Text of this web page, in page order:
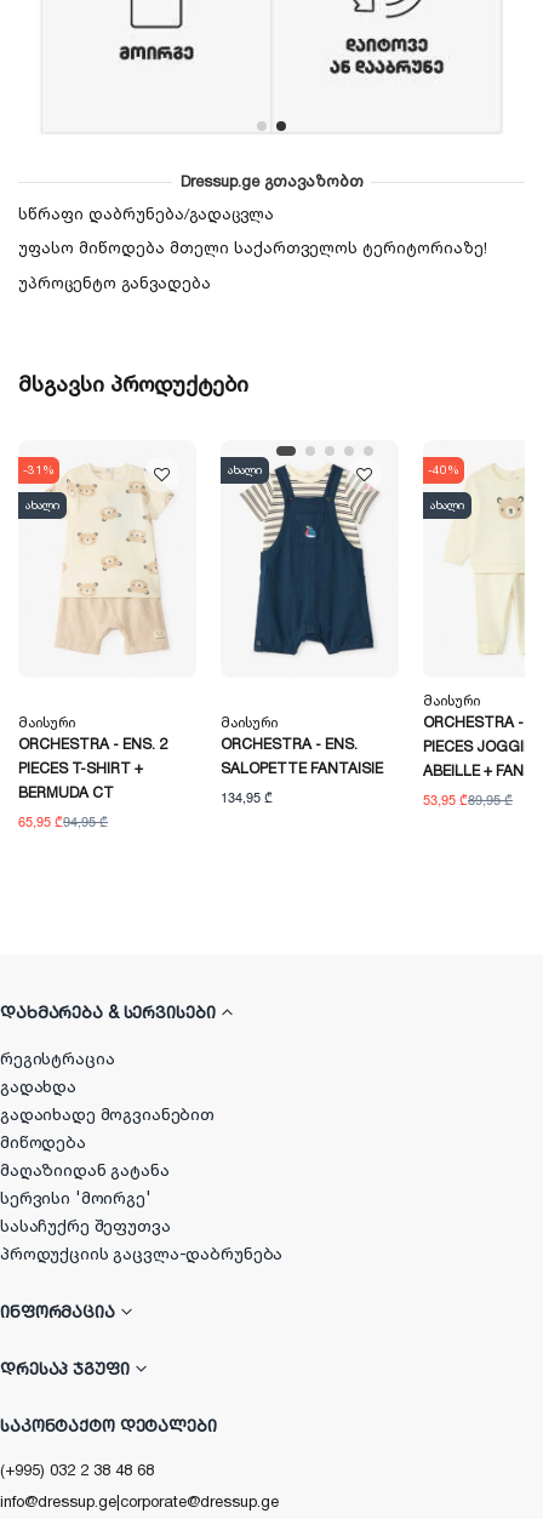
Dressup.ge გთავაზობთ
სწრაფი დაბრუნება/გადაცვლა
უფასო მიწოდება მთელი საქართველოს ტერიტორიაზე!
უპროცენტო განვადება
მსგავსი პროდუქტები
-31%
ახალი
Მაისური
ORCHESTRA - ENS. 2
PIECES T-SHIRT +
BERMUDA CT
65,95 ₾94,95 ₾
ახალი
Მაისური
ORCHESTRA - ENS.
SALOPETTE FANTAISIE
134,95 ₾
-40%
ახალი
Მაისური
ORCHESTRA -
PIECES
ABEILLE +
53,95 ₾89,95 ₾
ᲓᲐᲮᲛᲐᲠᲔᲑᲐ & ᲡᲔᲠᲕᲘᲡᲔᲑᲘ
რეგისტრაცია
გადახდა
გადაიხადე მოგვიანებით
მიწოდება
მაღაზიიდან გატანა
სერვისი 'მოირგე'
სასაჩუქრე შეფუთვა
პროდუქციის გაცვლა-დაბრუნება
ᲘᲜᲤᲝᲠᲛᲐᲪᲘᲐ
ᲓᲠᲔᲡᲐᲞ ᲯᲒᲣᲤᲘ
ᲡᲐᲙᲝᲜᲢᲐᲥᲢᲝ ᲓᲔᲢᲐᲚᲔᲑᲘ
(+995) 032 2 38 48 68
info@dressup.ge|corporate@dressup.ge